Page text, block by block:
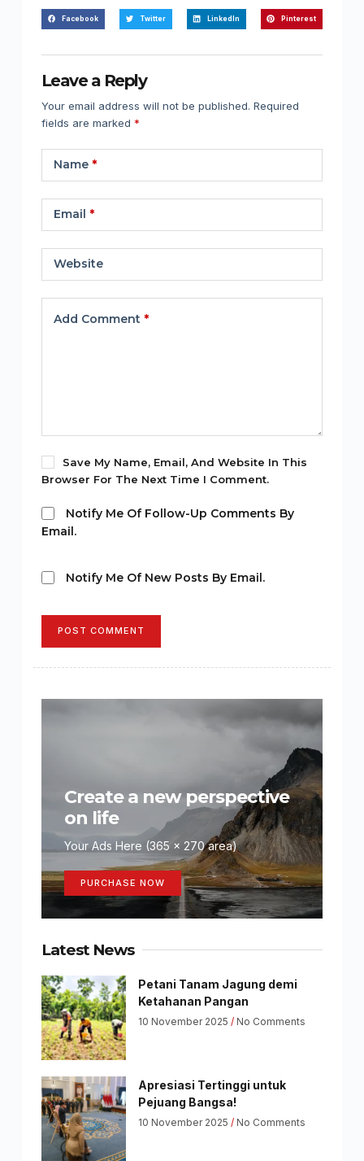
Facebook Twitter LinkedIn Pinterest
Leave a Reply
Your email address will not be published. Required
fields are marked *
Name*
Email *
Website
Add Comment *
Save My Name, Email, And Website In This
Browser For The Next Time I Comment.
Notify Me Of Follow-Up Comments By
Email.
Notify Me Of New Posts By Email.
POST COMMENT
Create a new perspective
on life
Your Ads Here (365 x 270 area)
PURCHASE NOW
Latest News
Petani Tanam Jagung demi
Ketahanan Pangan
10 November 2025 No Comments
Apresiasi Tertinggi untuk
Pejuang Bangsa!
10 November 2025 No Comments